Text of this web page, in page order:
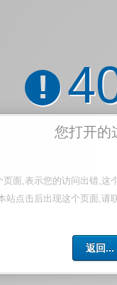
!
您打开的
页面,表示您的访问出错,这
站点击后出现这个页面,请
返回...